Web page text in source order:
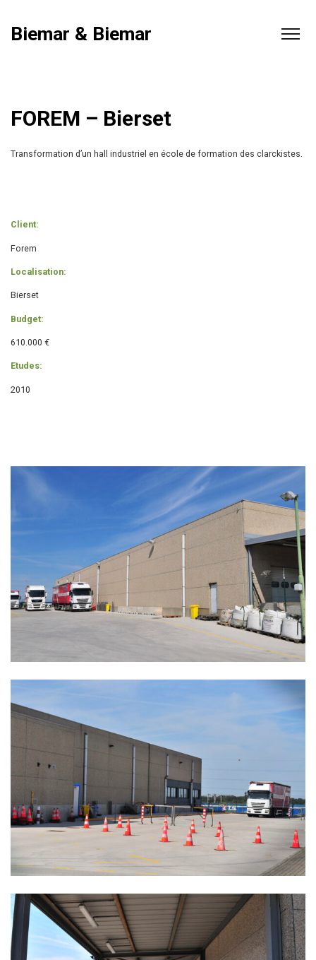
Biemar & Biemar
FOREM – Bierset
Transformation d’un hall industriel en école de formation des clarckistes.
Client:
Forem
Localisation:
Bierset
Budget:
610.000 €
Etudes:
2010